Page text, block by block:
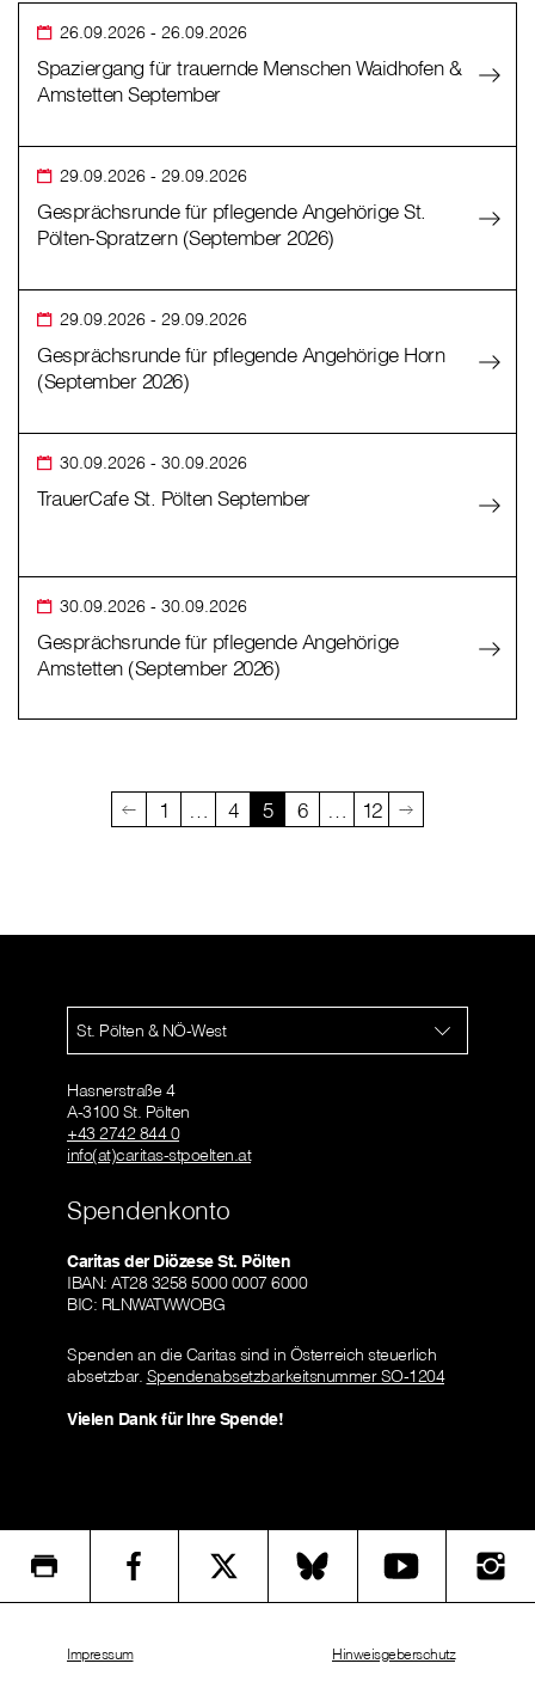
26.09.2026 - 26.09.2026
Spaziergang für trauernde Menschen Waidhofen &
Amstetten September
29.09.2026 - 29.09.2026
Gesprächsrunde für pflegende Angehörige St.
Pölten-Spratzern (September 2026)
29.09.2026 - 29.09.2026
Gesprächsrunde für pflegende Angehörige Horn
(September 2026)
30.09.2026 - 30.09.2026
TrauerCafe St. Pölten September
30.09.2026 - 30.09.2026
Gesprächsrunde für pflegende Angehörige
Amstetten (September 2026)
1 … 4 5 6 … 12
St. Pölten & NÖ-West
Hasnerstraße 4
A-3100 St. Pölten
+43 2742 844 0
info(at)caritas-stpoelten.at
Spendenkonto
Caritas der Diözese St. Pölten
IBAN: AT28 3258 5000 0007 6000
BIC: RLNWATWWOBG
Spenden an die Caritas sind in Österreich steuerlich
absetzbar. Spendenabsetzbarkeitsnummer SO-1204
Vielen Dank für Ihre Spende!
Impressum Hinweisgeberschutz